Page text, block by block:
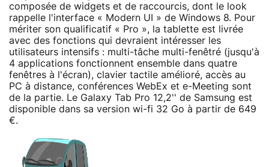
composée de widgets et de raccourcis, dont le look
rappelle l'interface « Modern UI » de Windows 8. Pour
mériter son qualificatif « Pro », la tablette est livrée
avec des fonctions qui devraient intéresser les
utilisateurs intensifs : multi-tâche multi-fenêtré (jusqu'à
4 applications fonctionnent ensemble dans quatre
fenêtres à l'écran), clavier tactile amélioré, accès au
PC à distance, conférences WebEx et e-Meeting sont
de la partie. Le Galaxy Tab Pro 12,2'' de Samsung est
disponible dans sa version wi-fi 32 Go à partir de 649
€.